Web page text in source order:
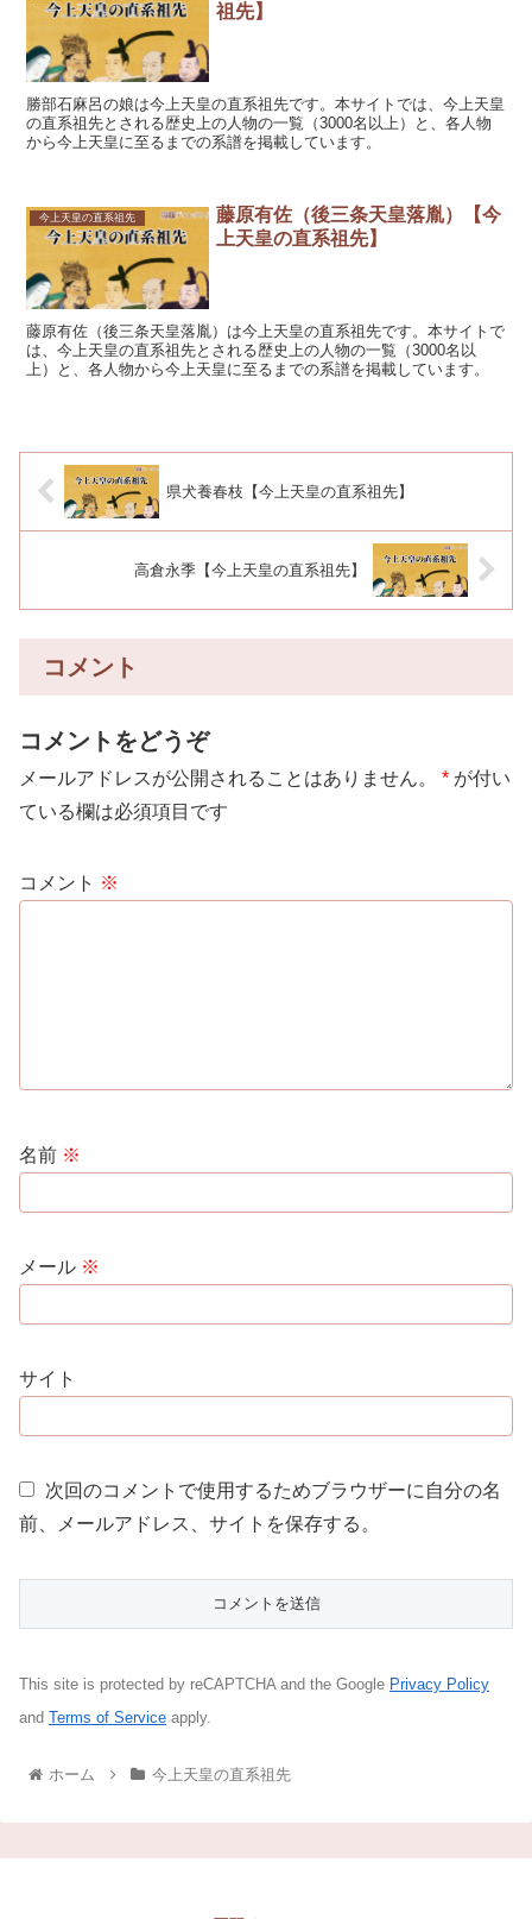
祖先】
勝部石麻呂の娘は今上天皇の直系祖先です。本サイトでは、今上天皇
の直系祖先とされる歴史上の人物の一覧（3000名以上）と、各人物
から今上天皇に至るまでの系譜を掲載しています。
今上天皇の直系祖先
藤原有佐（後三条天皇落胤）【今
上天皇の直系祖先】
藤原有佐（後三条天皇落胤）は今上天皇の直系祖先です。本サイトで
は、今上天皇の直系祖先とされる歴史上の人物の一覧（3000名以
上）と、各人物から今上天皇に至るまでの系譜を掲載しています。
県犬養春枝【今上天皇の直系祖先】
高倉永季【今上天皇の直系祖先】
コメント
コメントをどうぞ
メールアドレスが公開されることはありません。 * が付い
ている欄は必須項目です
コメント ※
名前 ※
メール ※
サイト
次回のコメントで使用するためブラウザーに自分の名
前、メールアドレス、サイトを保存する。
This site is protected by reCAPTCHA and the Google Privacy Policy
and Terms of Service apply.
ホーム 今上天皇の直系祖先